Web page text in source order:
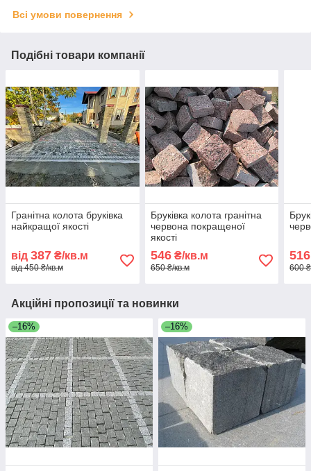
Всі умови повернення
Подібні товари компанії
Гранітна колота бруківка
найкращої якості
від 387 ₴/кв.м
від 450 ₴/кв.м
Бруківка колота гранітна
червона покращеної
якості
546₴/кв.м
650 ₴/кв.м
516
600
Акційні пропозиції та новинки
–16% –16%